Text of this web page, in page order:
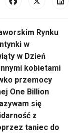
Rynku
w
w Dzień
kobietami
przemocy
One Billion
się
z
taniec do